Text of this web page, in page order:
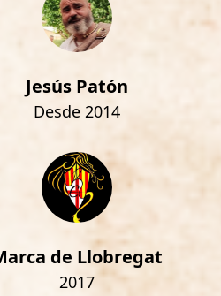
Jesús Patón
Desde 2014
de Llobregat
2017